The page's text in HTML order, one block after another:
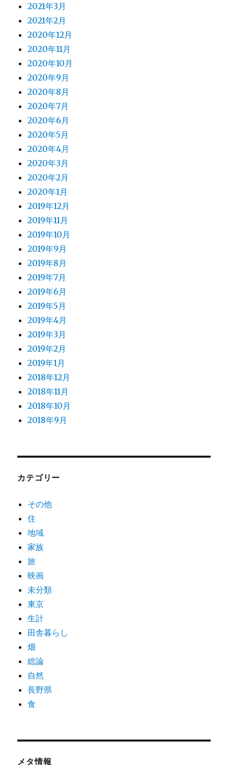
2021年3月
2021年2月
2020年12月
2020年11月
2020年10月
2020年9月
2020年8月
2020年7月
2020年6月
2020年5月
2020年4月
2020年3月
2020年2月
2020年1月
2019年12月
2019年11月
2019年10月
2019年9月
2019年8月
2019年7月
2019年6月
2019年5月
2019年4月
2019年3月
2019年2月
2019年1月
2018年12月
2018年11月
2018年10月
2018年9月
カテゴリー
その他
住
地域
家族
旅
映画
未分類
東京
生計
田舎暮らし
畑
総論
自然
長野県
食
メタ情報